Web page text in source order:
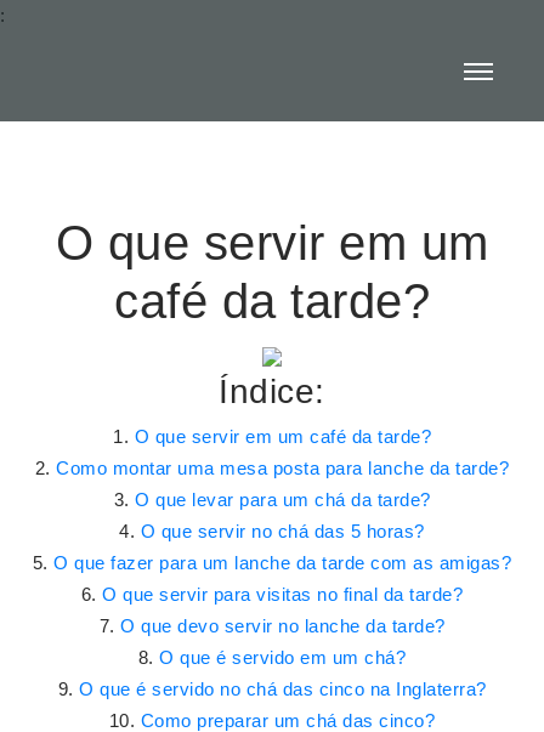
:
O que servir em um
café da tarde?
Índice:
O que servir em um café da tarde?
Como montar uma mesa posta para lanche da tarde?
O que levar para um chá da tarde?
O que servir no chá das 5 horas?
O que fazer para um lanche da tarde com as amigas?
O que servir para visitas no final da tarde?
O que devo servir no lanche da tarde?
O que é servido em um chá?
O que é servido no chá das cinco na Inglaterra?
Como preparar um chá das cinco?